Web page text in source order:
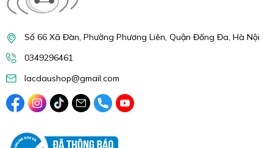
Số 66 Xã Đàn, Phường Phương Liên, Quận Đống Đa, Hà Nội
0349296461
lacdaushop@gmail.com